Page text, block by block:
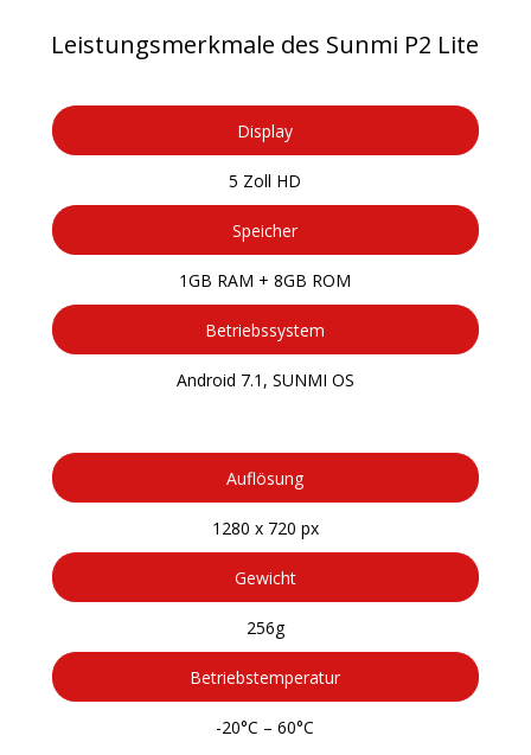
Leistungsmerkmale des Sunmi P2 Lite
Display
5 Zoll HD
Speicher
1GB RAM + 8GB ROM
Betriebssystem
Android 7.1, SUNMI OS
Auflösung
1280 x 720 px
Gewicht
256g
Betriebstemperatur
-20°C – 60°C